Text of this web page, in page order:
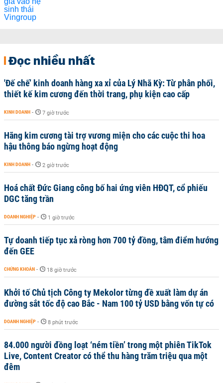
Đọc nhiều nhất
'Đế chế’ kinh doanh hàng xa xỉ của Lý Nhã Kỳ: Từ phân phối,
thiết kế kim cương đến thời trang, phụ kiện cao cấp
KINH DOANH - 7 giờ trước
Hãng kim cương tài trợ vương miện cho các cuộc thi hoa
hậu thông báo ngừng hoạt động
KINH DOANH - 2 giờ trước
Hoá chất Đức Giang công bố hai ứng viên HĐQT, cổ phiếu
DGC tăng trần
DOANH NGHIỆP - 1 giờ trước
Tự doanh tiếp tục xả ròng hơn 700 tỷ đồng, tâm điểm hướng
đến GEE
CHỨNG KHOÁN - 18 giờ trước
Khởi tố Chủ tịch Công ty Mekolor từng đề xuất làm dự án
đường sắt tốc độ cao Bắc - Nam 100 tỷ USD bằng vốn tự có
DOANH NGHIỆP - 8 phút trước
84.000 người đồng loạt ‘ném tiền’ trong một phiên TikTok
Live, Content Creator có thể thu hàng trăm triệu qua một
đêm